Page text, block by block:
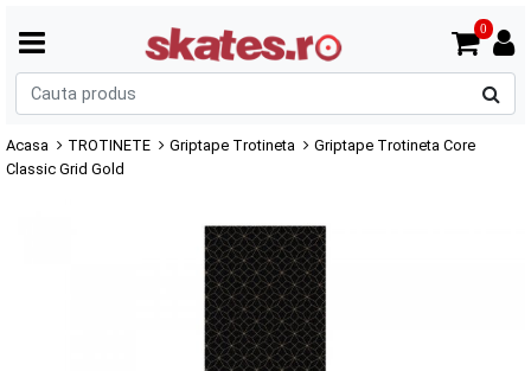
0
Acasa TROTINETE Griptape Trotineta
Griptape Trotineta Core
Classic Grid Gold